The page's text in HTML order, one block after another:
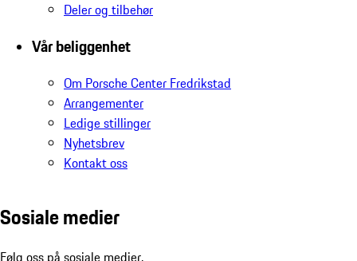
Deler og tilbehør
Vår beliggenhet
Om Porsche Center Fredrikstad
Arrangementer
Ledige stillinger
Nyhetsbrev
Kontakt oss
Sosiale medier